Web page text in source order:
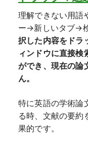
理解できない用語
ー→新しいタブ→
択した内容をドラ
ィンドウに直接検
ができ、現在の論
ん。
特に英語の学術論
る時、文献の要約
果的です。